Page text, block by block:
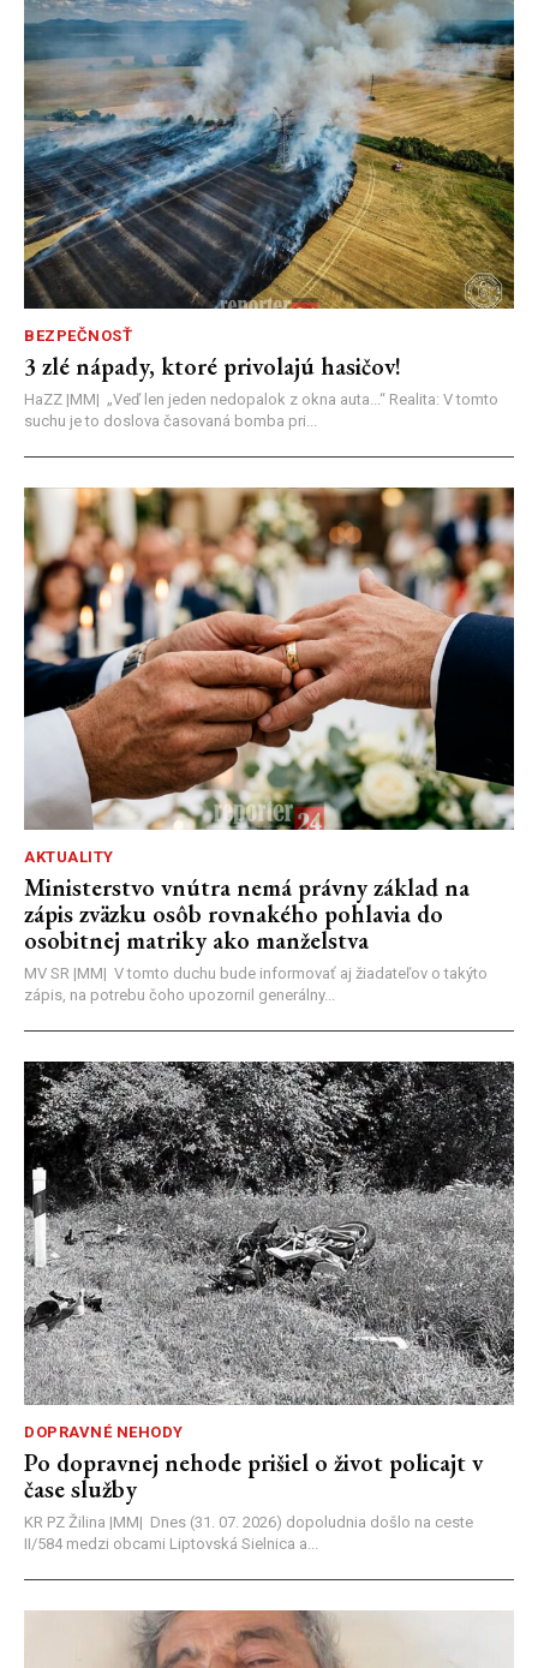
BEZPEČNOSŤ
3 zlé nápady, ktoré privolajú hasičov!
HaZZ |MM| ​„Veď len jeden nedopalok z okna auta...“ ​Realita: V tomto
suchu je to doslova časovaná bomba pri...
AKTUALITY
Ministerstvo vnútra nemá právny základ na
zápis zväzku osôb rovnakého pohlavia do
osobitnej matriky ako manželstva
MV SR |MM| V tomto duchu bude informovať aj žiadateľov o takýto
zápis, na potrebu čoho upozornil generálny...
DOPRAVNÉ NEHODY
Po dopravnej nehode prišiel o život policajt v
čase služby
KR PZ Žilina |MM| Dnes (31. 07. 2026) dopoludnia došlo na ceste
II/584 medzi obcami Liptovská Sielnica a...